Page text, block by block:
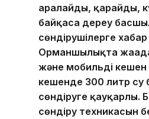
аралайды, қарайды,
байқаса дереу
сөндірушілерге хабар
Орманшылықта
және мобильді кешен
кешенде 300 литр су
сөндіруге қауқарлы.
сөндіру техникасын